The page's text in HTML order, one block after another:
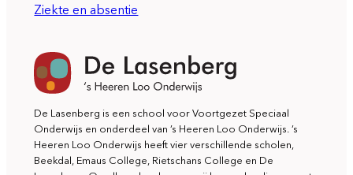
Ziekte en absentie
De Lasenberg is een school voor Voortgezet Speciaal
Onderwijs en onderdeel van ’s Heeren Loo Onderwijs. ’s
Heeren Loo Onderwijs heeft vier verschillende scholen,
Beekdal, Emaus College, Rietschans College en De